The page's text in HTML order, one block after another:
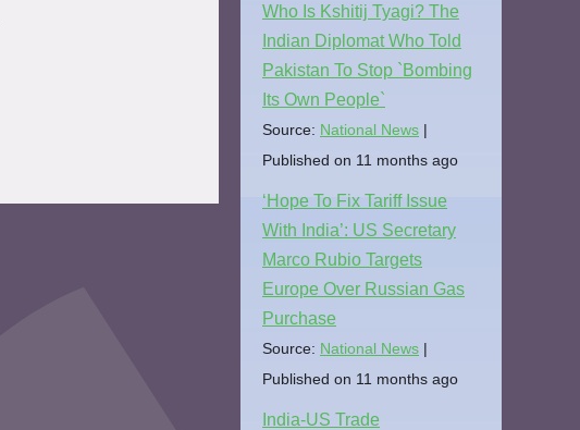
Who Is Kshitij Tyagi? The
Indian Diplomat Who Told
Pakistan To Stop `Bombing
Its Own People`
Source: National News
Published on 11 months ago
‘Hope To Fix Tariff Issue
With India’: US Secretary
Marco Rubio Targets
Europe Over Russian Gas
Purchase
Source: National News
Published on 11 months ago
India-US Trade